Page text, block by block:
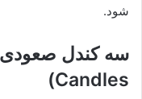
شود.
سه کندل صعودی
Candles)